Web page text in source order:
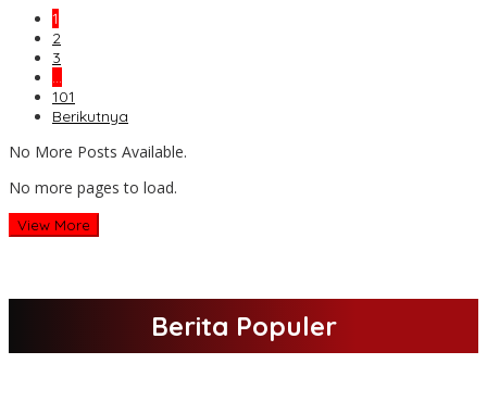
1
2
3
…
101
Berikutnya
No More Posts Available.
No more pages to load.
View More
Berita Populer